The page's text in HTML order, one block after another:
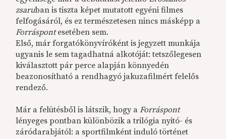
zsaruban is tiszta képet mutatott egyéni filmes
felfogásáról, és ez természetesen nincs másképp a
Forráspontesetében sem.
Első, már forgatókönyvíróként is jegyzett munkája
ugyanis le sem tagadhatná alkotóját: tetszőlegesen
kiválasztott pár perce alapján könnyedén
beazonosítható a rendhagyó jakuzafilmért felelős
rendező.
Már a felütésből is látszik, hogy aForráspont
lényeges pontban különbözik a trilógia nyitó- és
záródarabjától: a sportfilmként induló történet